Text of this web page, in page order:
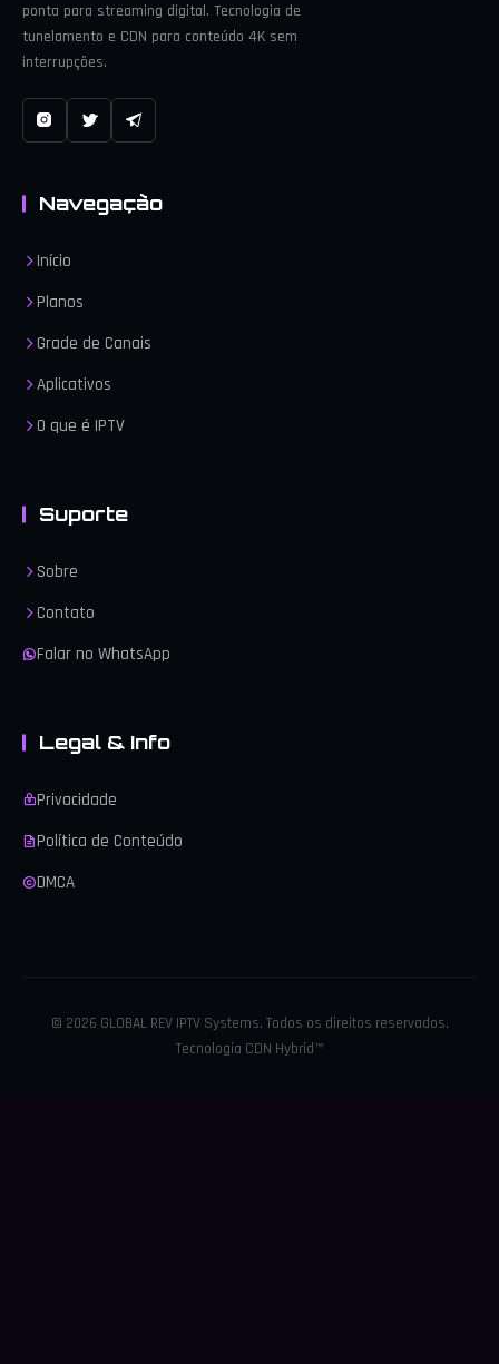
ponta para streaming digital. Tecnologia de
tunelamento e CDN para conteúdo 4K sem
interrupções.
Navegação
Início
Planos
Grade de Canais
Aplicativos
O que é IPTV
Suporte
Sobre
Contato
Falar no WhatsApp
Legal & Info
Privacidade
Política de Conteúdo
DMCA
© 2026 GLOBAL REV IPTV Systems. Todos os direitos reservados.
Tecnologia CDN Hybrid™